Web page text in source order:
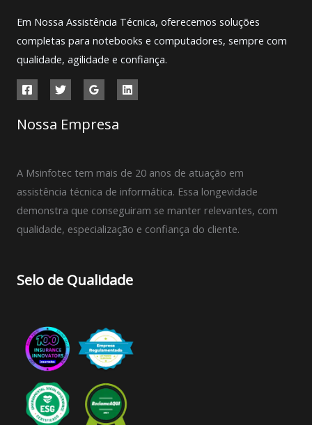
Em Nossa Assistência Técnica, oferecemos soluções
completas para notebooks e computadores, sempre com
qualidade, agilidade e confiança.
Nossa Empresa
A Msinfotec tem mais de 20 anos de atuação em
assistência técnica de informática. Essa longevidade
demonstra que conseguiram se manter relevantes, com
qualidade, especialização e confiança do cliente.
Selo de Qualidade